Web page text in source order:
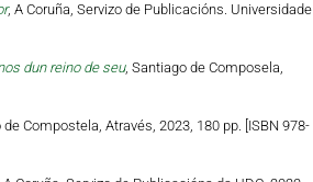
, A Coruña, Servizo de Publicacións. Universidade
dun reino de seu, Santiago de Composela,
de Compostela, Através, 2023, 180 pp. [ISBN 978-